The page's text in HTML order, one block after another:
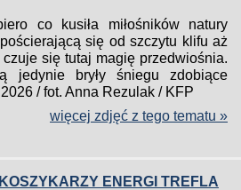
co kusiła miłośników natury
się od szczytu klifu aż
czuje się tutaj magię przedwiośnia.
jedynie bryły śniegu zdobiące
/ fot. Anna Rezulak / KFP
więcej zdjęć z tego tematu »
ENERGI TREFLA